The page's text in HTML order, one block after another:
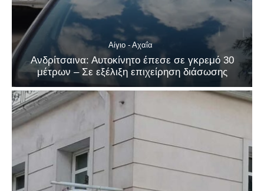
Αίγιο - Αχαΐα
Ανδρίτσαινα: Αυτοκίνητο έπεσε σε γκρεμό 30
μέτρων – Σε εξέλιξη επιχείρηση διάσωσης